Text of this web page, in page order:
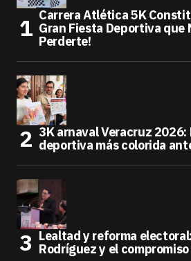
Carrera Atlética 5K
Gran Fiesta Deportiva que
Perderte!
3K arnaval Veracruz 2026:
deportiva más colorida
Lealtad y reforma
Rodríguez y el